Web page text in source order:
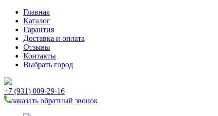
Главная
Каталог
Гарантия
Доставка и оплата
Отзывы
Контакты
Выбрать город
+7 (931) 009-29-16
заказать обратный звонок